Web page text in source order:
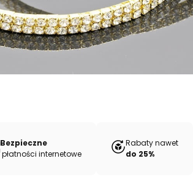
Bezpieczne
płatności internetowe
Rabaty nawet
do 25%